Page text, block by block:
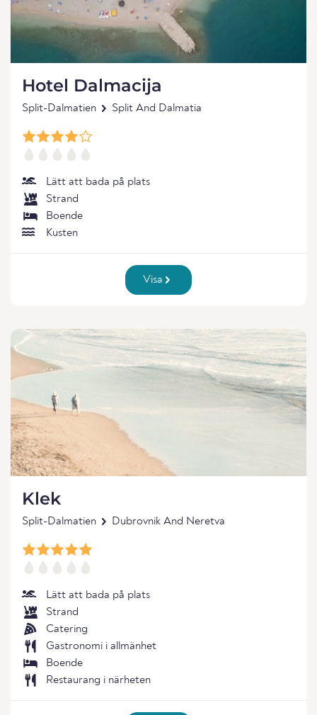
Hotel Dalmacija
Split-Dalmatien Split And Dalmatia
Lätt att bada på plats
Strand
Boende
Kusten
Visa
Klek
Split-Dalmatien Dubrovnik And Neretva
Lätt att bada på plats
Strand
Catering
Gastronomi i allmänhet
Boende
Restaurang i närheten